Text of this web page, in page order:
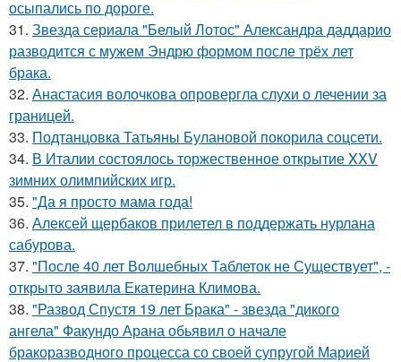
осыпались по дороге.
31. Звезда сериала "Белый Лотос" Александра даддарио
разводится с мужем Эндрю формом после трёх лет
брака.
32. Анастасия волочкова опровергла слухи о лечении за
границей.
33. Подтанцовка Татьяны Булановой покорила соцсети.
34. В Италии состоялось торжественное открытие XXV
зимних олимпийских игр.
35. "Да я просто мама года!
36. Алексей щербаков прилетел в поддержать нурлана
сабурова.
37. "После 40 лет Волшебных Таблеток не Существует", -
открыто заявила Екатерина Климова.
38. "Развод Спустя 19 лет Брака" - звезда "дикого
ангела" Факундо Арана обьявил о начале
бракоразводного процесса со своей супругой Марией